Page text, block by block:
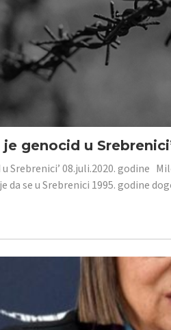
genocid u
u Srebrenici’ 08.juli.2020. godine
da se u Srebrenici 1995. godine